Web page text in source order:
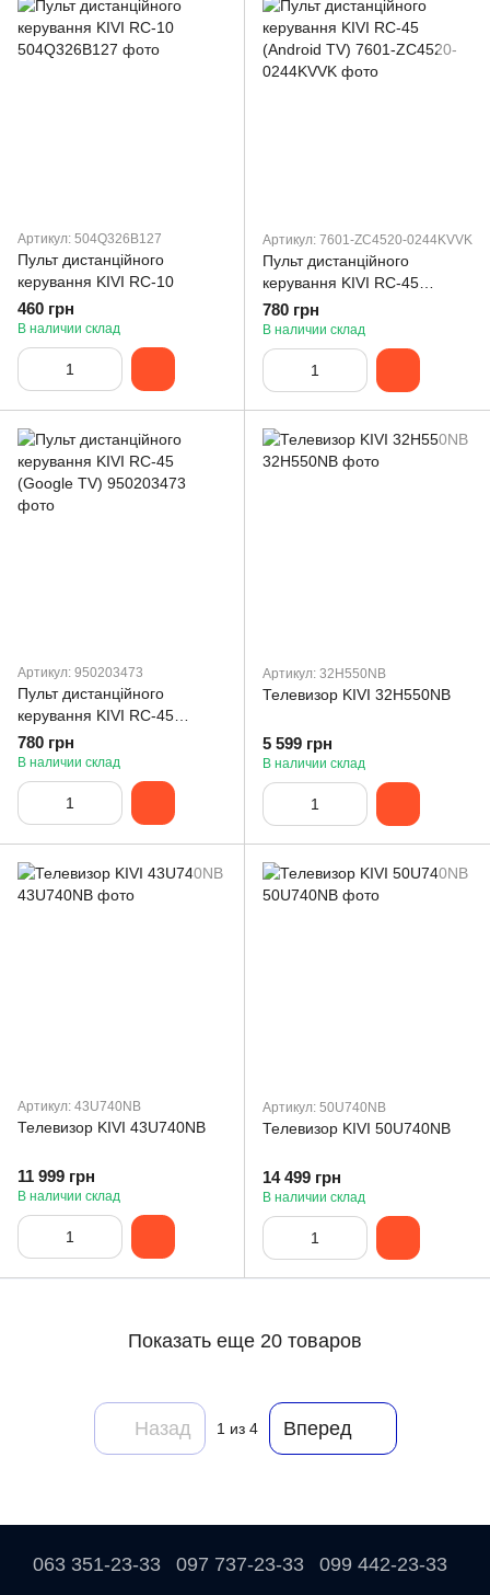
Артикул: 504Q326B127
Пульт дистанційного
керування KIVI RC-10
460 грн
В наличии склад
Артикул: 7601-ZC4520-0244KVVK
Пульт дистанційного
керування KIVI RC-45
(Android TV)
780 грн
В наличии склад
Артикул: 950203473
Пульт дистанційного
керування KIVI RC-45
(Google TV)
780 грн
В наличии склад
Артикул: 32H550NB
Телевизор KIVI 32H550NB
5 599 грн
В наличии склад
Артикул: 43U740NB
Телевизор KIVI 43U740NB
11 999 грн
В наличии склад
Артикул: 50U740NB
Телевизор KIVI 50U740NB
14 499 грн
В наличии склад
Показать еще 20 товаров
Назад 1 из 4 Вперед
063 351-23-33 097 737-23-33 099 442-23-33